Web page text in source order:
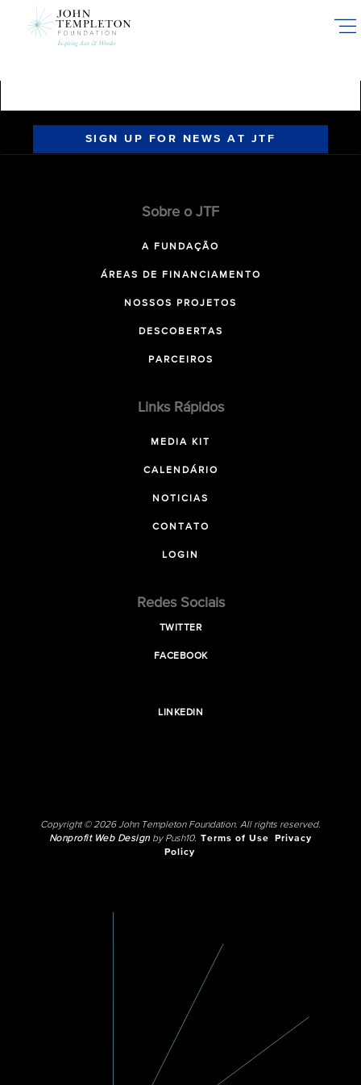
SIGN UP FOR NEWS AT JTF
Sobre o JTF
A FUNDAÇÃO
ÁREAS DE FINANCIAMENTO
NOSSOS PROJETOS
DESCOBERTAS
PARCEIROS
Links Rápidos
MEDIA KIT
CALENDÁRIO
NOTICIAS
CONTATO
LOGIN
Redes Sociais
TWITTER
FACEBOOK
LINKEDIN
Copyright © 2026 John Templeton Foundation. All rights reserved.
Nonprofit Web Designby Push10. Terms of Use
Privacy
Policy